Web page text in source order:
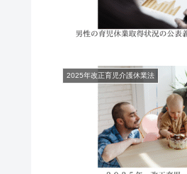
2025年改正育児介護休業法